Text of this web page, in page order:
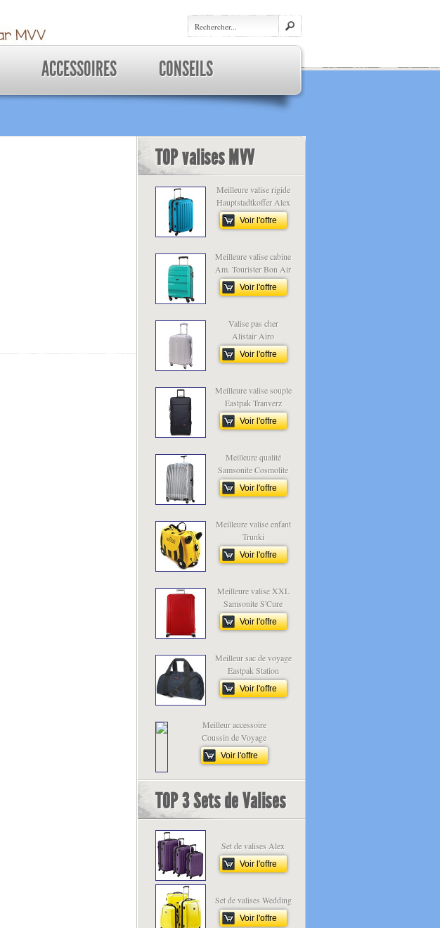
ACCESSOIRES CONSEILS
TOP valises MVV
Meilleure valise rigide
Hauptstadtkoffer Alex
Voir l'offre
Meilleure valise cabine
Am. Tourister Bon Air
Voir l'offre
Valise pas cher
Alistair Airo
Voir l'offre
Meilleure valise souple
Eastpak Tranverz
Voir l'offre
Meilleure qualité
Samsonite Cosmolite
Voir l'offre
Meilleure valise enfant
Trunki
Voir l'offre
Meilleure valise XXL
Samsonite S'Cure
Voir l'offre
Meilleur sac de voyage
Eastpak Station
Voir l'offre
Meilleur accessoire
Coussin de Voyage
Voir l'offre
TOP 3 Sets de Valises
Set de valises Alex
Voir l'offre
Set de valises Wedding
Voir l'offre